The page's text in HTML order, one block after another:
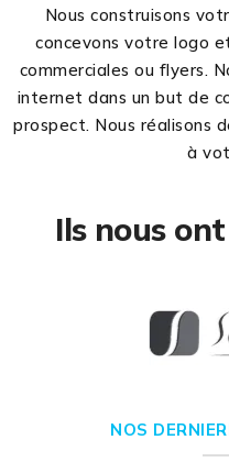
Nous construisons
concevons votre logo
commerciales ou flyers.
internet dans un but de
prospect. Nous réalisons
à
Ils nous
NOS